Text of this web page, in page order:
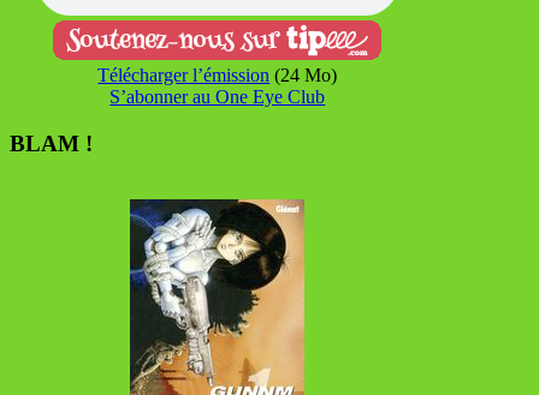
Télécharger l’émission (24 Mo)
S’abonner au One Eye Club
BLAM !